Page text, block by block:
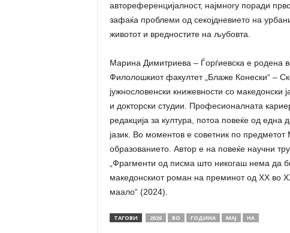
автореференцијалност, најмногу поради
зафаќа проблеми од секојдневието на
животот и вредностите на љубовта.
Марина Димитриева – Ѓорѓиевска е родена
Филолошкиот факултет „Блаже Конески“ –
јужнословенски книжевности со македонски
и докторски студии. Професионалната
редакција за култура, потоа повеќе од една
јазик. Во моментов е советник по предметот
образованието. Автор е на повеќе научни
„Фрагменти од писма што никогаш нема да
македонскиот роман на преминот од ХХ во
маало“ (2024).
ТАГОВИ 2026 ВО ГОДИНА МАЈ НА